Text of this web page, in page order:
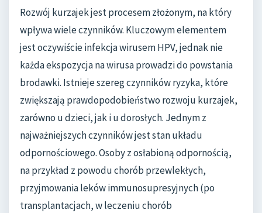
Rozwój kurzajek jest procesem złożonym, na który
wpływa wiele czynników. Kluczowym elementem
jest oczywiście infekcja wirusem HPV, jednak nie
każda ekspozycja na wirusa prowadzi do powstania
brodawki. Istnieje szereg czynników ryzyka, które
zwiększają prawdopodobieństwo rozwoju kurzajek,
zarówno u dzieci, jak i u dorosłych. Jednym z
najważniejszych czynników jest stan układu
odpornościowego. Osoby z osłabioną odpornością,
na przykład z powodu chorób przewlekłych,
przyjmowania leków immunosupresyjnych (po
transplantacjach, w leczeniu chorób